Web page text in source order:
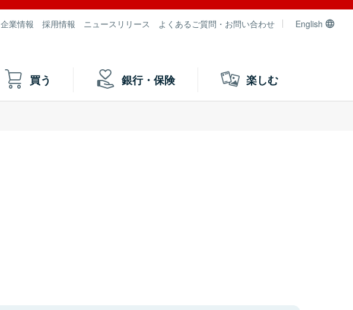
企業情報 採用情報 ニュースリリース よくあるご質問・お問い合わせ English
買う 銀行・保険 楽しむ